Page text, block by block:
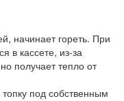
начинает гореть. При
в кассете, из-за
получает тепло от
под собственным